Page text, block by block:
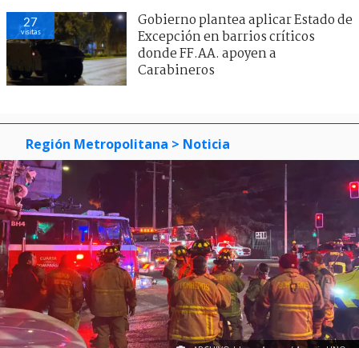
27
visitas
Gobierno plantea aplicar Estado de
Excepción en barrios críticos
donde FF.AA. apoyen a
Carabineros
Región Metropolitana > Noticia